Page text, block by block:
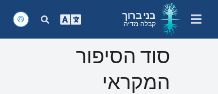
בני ברוך
קבלה מדיה
סוד הסיפור
המקראי